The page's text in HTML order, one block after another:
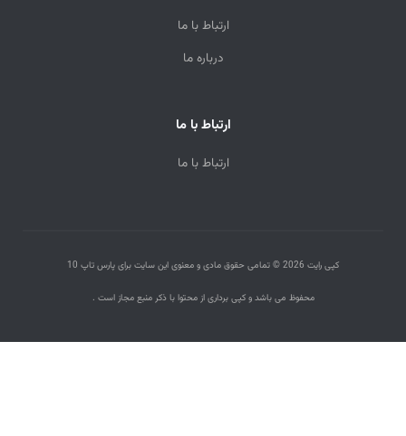
ارتباط با ما
درباره ما
ارتباط با ما
ارتباط با ما
کپی رایت 2026 © تمامی حقوق مادی و معنوی این سایت برای پارس تاپ 10
محفوظ می باشد و کپی برداری از محتوا با ذکر منبع مجاز است .